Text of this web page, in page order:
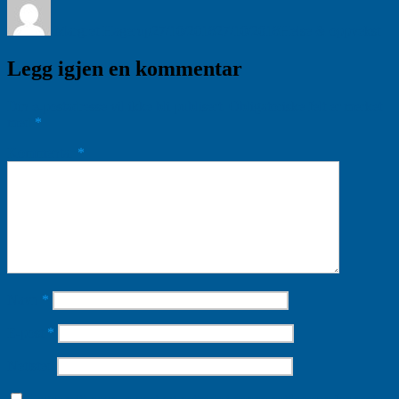
Legg igjen en kommentar
*
*
*
*